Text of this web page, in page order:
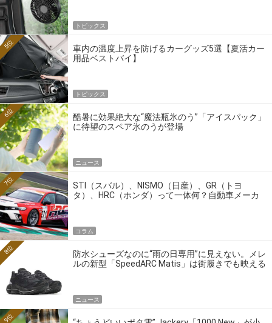
トピックス
車内の温度上昇を防げるカーグッズ5選【夏活カー
用品ベストバイ】
5位
トピックス
酷暑に効果絶大な“魔法瓶氷のう”「アイスパック」
に待望のスペア氷のうが登場
6位
ニュース
STI（スバル）、NISMO（日産）、GR（トヨ
タ）、HRC（ホンダ）って一体何？自動車メーカ
7位
コラム
防水シューズなのに“雨の日専用”に見えない。メレ
ルの新型「SpeedARC Matis」は街履きでも映える
8位
ニュース
9位